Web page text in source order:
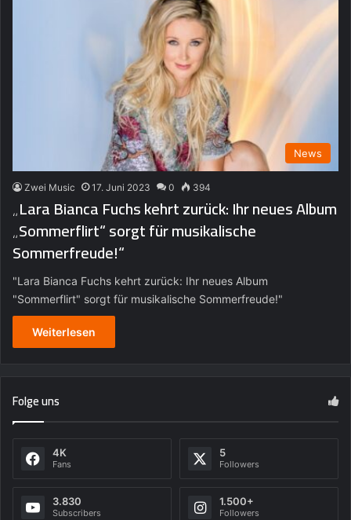
News
Zwei Music 17. Juni 2023 0 394
„Lara Bianca Fuchs kehrt zurück: Ihr neues Album
„Sommerflirt“ sorgt für musikalische
Sommerfreude!“
"Lara Bianca Fuchs kehrt zurück: Ihr neues Album
"Sommerflirt" sorgt für musikalische Sommerfreude!"
Weiterlesen
Folge uns
4K
Fans
5
Followers
3.830
Subscribers
1.500+
Followers